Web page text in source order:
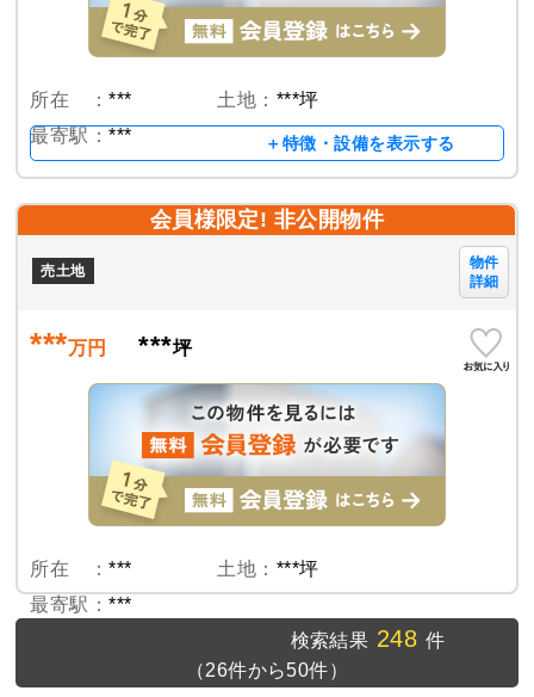
所在 ：***
最寄駅：***
土地： ***坪
＋特徴・設備を表示する
会員様限定! 非公開物件
売土地
物件
詳細
***万円 ***坪
所在 ：***
最寄駅：***
土地： ***坪
検索結果 248 件
（26件から50件）